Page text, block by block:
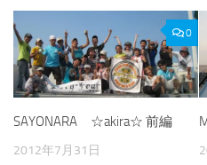
0
SAYONARA ☆akira☆ 前編
2012年7月31日